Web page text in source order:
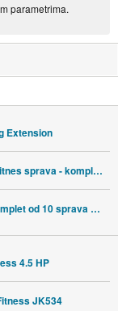
parametrima.
Extension
Technogym Isotonic 9 fitnes sprava - komplet ili pojedinačno
Life Fitness PRO 1 – komplet od 10 sprava za snagu ili pojedinačno
4.5 HP
JK534